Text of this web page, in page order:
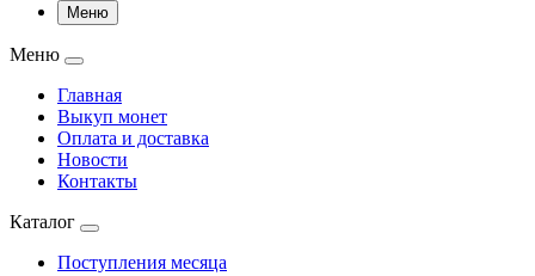
Меню
Меню
Главная
Выкуп монет
Оплата и доставка
Новости
Контакты
Каталог
Поступления месяца